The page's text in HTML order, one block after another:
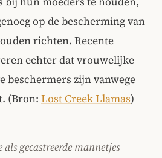
op de bescherming van
richten. Recente
echter dat vrouwelijke
beschermers zijn vanwege
(Bron: Lost Creek Llamas)
gecastreerde mannetjes